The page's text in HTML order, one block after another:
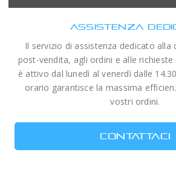
ASSISTENZA
Il servizio di assistenza dedicato alla
post-vendita, agli ordini e alle
è attivo dal lunedì al venerdì dalle
orario garantisce la massima
vostri ordini.
CONTATTACI